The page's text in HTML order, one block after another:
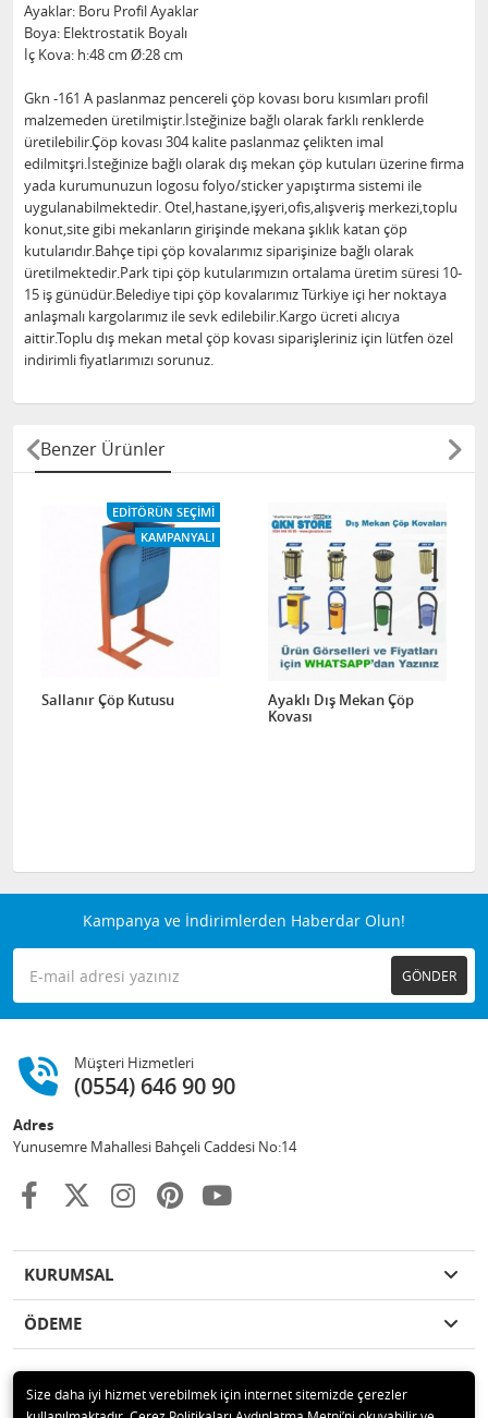
Ayaklar: Boru Profil Ayaklar
Boya: Elektrostatik Boyalı
İç Kova: h:48 cm Ø:28 cm
Gkn -161 A paslanmaz pencereli çöp kovası boru kısımları profil
malzemeden üretilmiştir.İsteğinize bağlı olarak farklı renklerde
üretilebilir.Çöp kovası 304 kalite paslanmaz çelikten imal
edilmitşri.İsteğinize bağlı olarak dış mekan çöp kutuları üzerine firma
yada kurumunuzun logosu folyo/sticker yapıştırma sistemi ile
uygulanabilmektedir. Otel,hastane,işyeri,ofis,alışveriş merkezi,toplu
konut,site gibi mekanların girişinde mekana şıklık katan çöp
kutularıdır.Bahçe tipi çöp kovalarımız siparişinize bağlı olarak
üretilmektedir.Park tipi çöp kutularımızın ortalama üretim süresi 10-
15 iş günüdür.Belediye tipi çöp kovalarımız Türkiye içi her noktaya
anlaşmalı kargolarımız ile sevk edilebilir.Kargo ücreti alıcıya
aittir.Toplu dış mekan metal çöp kovası siparişleriniz için lütfen özel
indirimli fiyatlarımızı sorunuz.
Benzer Ürünler
EDITÖRÜN SEÇIMI
KAMPANYALI
Sallanır Çöp Kutusu
Ayaklı Dış Mekan Çöp
Kovası
Kampanya ve İndirimlerden Haberdar Olun!
GÖNDER
Müşteri Hizmetleri
(0554) 646 90 90
Adres
Yunusemre Mahallesi Bahçeli Caddesi No:14
KURUMSAL
ÖDEME
Size daha iyi hizmet verebilmek için internet sitemizde çerezler